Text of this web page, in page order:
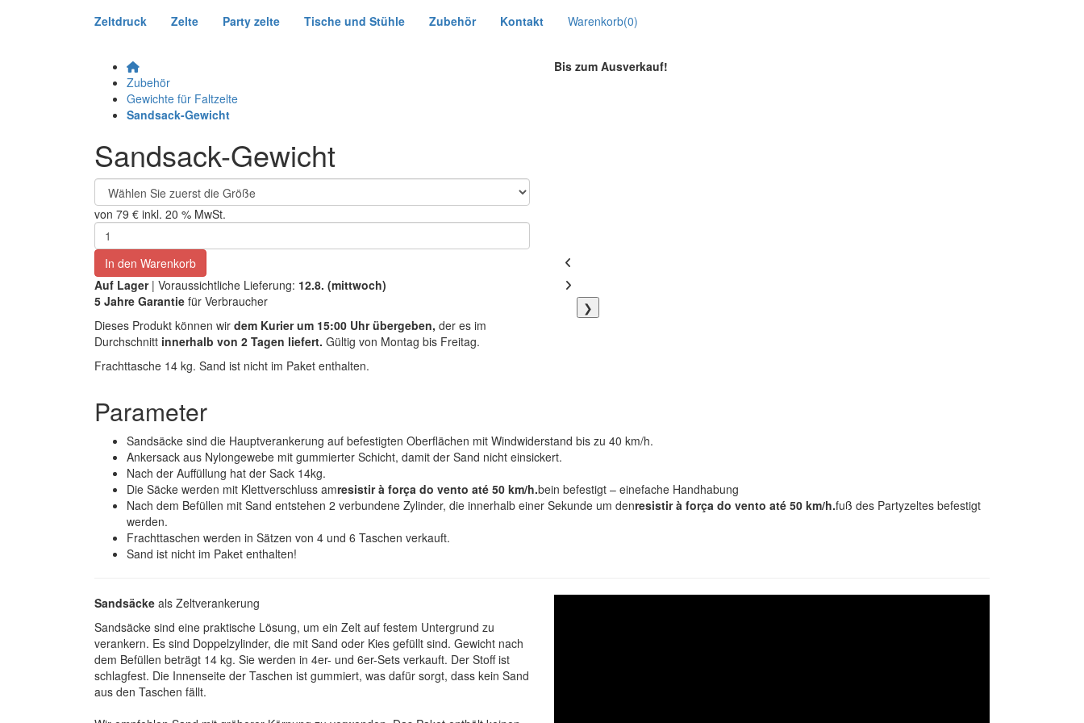
Zeltdruck Zelte Party zelte Tische und Stühle Zubehör Kontakt Warenkorb(0)
Zubehör
Gewichte für Faltzelte
Sandsack-Gewicht
Sandsack-Gewicht
von 79 € inkl. 20 % MwSt.
In den Warenkorb
Auf Lager | Voraussichtliche Lieferung: 12.8. (mittwoch)
5 Jahre Garantie für Verbraucher
Dieses Produkt können wir dem Kurier um 15:00 Uhr übergeben, der es im
Durchschnitt innerhalb von 2 Tagen liefert. Gültig von Montag bis Freitag.
Frachttasche 14 kg. Sand ist nicht im Paket enthalten.
Bis zum Ausverkauf!
❯
Parameter
Sandsäcke sind die Hauptverankerung auf befestigten Oberflächen mit Windwiderstand bis zu 40 km/h.
Ankersack aus Nylongewebe mit gummierter Schicht, damit der Sand nicht einsickert.
Nach der Auffüllung hat der Sack 14kg.
Die Säcke werden mit Klettverschluss amresistir à força do vento até 50 km/h.bein befestigt – einefache Handhabung
Nach dem Befüllen mit Sand entstehen 2 verbundene Zylinder, die innerhalb einer Sekunde um denresistir à força do vento até 50 km/h.fuß des Partyzeltes befestigt
werden.
Frachttaschen werden in Sätzen von 4 und 6 Taschen verkauft.
Sand ist nicht im Paket enthalten!
Sandsäcke als Zeltverankerung
Sandsäcke sind eine praktische Lösung, um ein Zelt auf festem Untergrund zu
verankern. Es sind Doppelzylinder, die mit Sand oder Kies gefüllt sind. Gewicht nach
dem Befüllen beträgt 14 kg. Sie werden in 4er- und 6er-Sets verkauft. Der Stoff ist
schlagfest. Die Innenseite der Taschen ist gummiert, was dafür sorgt, dass kein Sand
aus den Taschen fällt.